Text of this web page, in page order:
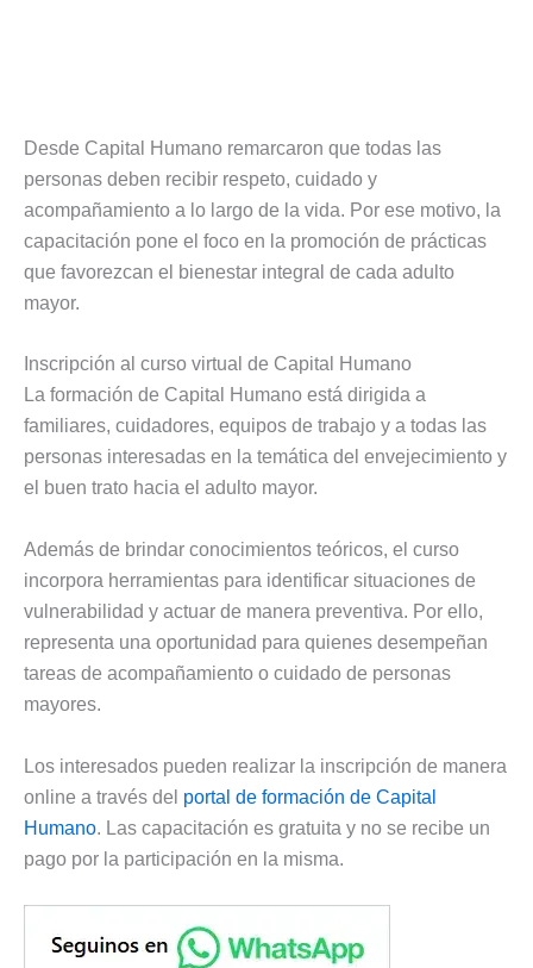
Desde Capital Humano remarcaron que todas las
personas deben recibir respeto, cuidado y
acompañamiento a lo largo de la vida. Por ese motivo, la
capacitación pone el foco en la promoción de prácticas
que favorezcan el bienestar integral de cada adulto
mayor.
Inscripción al curso virtual de Capital Humano
La formación de Capital Humano está dirigida a
familiares, cuidadores, equipos de trabajo y a todas las
personas interesadas en la temática del envejecimiento y
el buen trato hacia el adulto mayor.
Además de brindar conocimientos teóricos, el curso
incorpora herramientas para identificar situaciones de
vulnerabilidad y actuar de manera preventiva. Por ello,
representa una oportunidad para quienes desempeñan
tareas de acompañamiento o cuidado de personas
mayores.
Los interesados pueden realizar la inscripción de manera
online a través del portal de formación de Capital
Humano. Las capacitación es gratuita y no se recibe un
pago por la participación en la misma.